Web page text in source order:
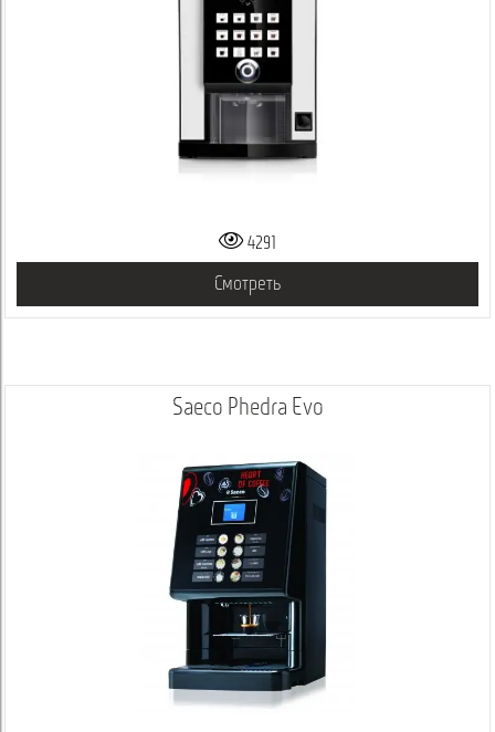
4291
Смотреть
Saeco Phedra Evo